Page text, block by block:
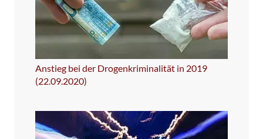
Anstieg bei der Drogenkriminalität in 2019
(22.09.2020)